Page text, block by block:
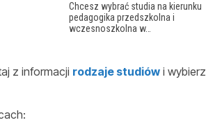
Chcesz wybrać studia na kierunku
pedagogika przedszkolna i
wczesnoszkolna w…
z informacji rodzaje studiów i wybierz